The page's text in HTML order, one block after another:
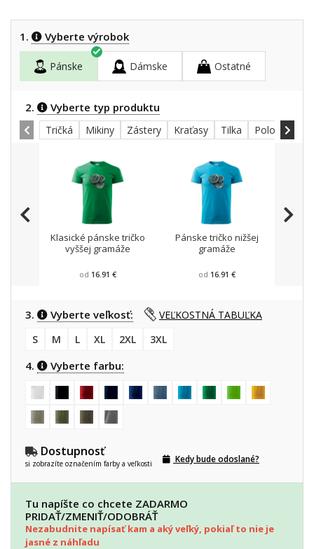
1. Vyberte výrobok
Pánske Dámske Ostatné
2. Vyberte typ produktu
Tričká Mikiny Zástery Kraťasy Tilka Polokošele
Klasické pánske tričko
vyššej gramáže
od 16.91 €
Pánske tričko nižšej
gramáže
od 16.91 €
3. Vyberte veľkosť:
VEĽKOSTNÁ TABUĽKA
S
M L XL 2XL 3XL
4. Vyberte farbu:
Dostupnosť
si zobrazíte označením farby a veľkosti Kedy bude odoslané?
Tu napíšte co chcete ZADARMO
PRIDAŤ/ZMENIŤ/ODOBRÁŤ
Nezabudnite napísať kam a aký veľký, pokiaľ to nie je
jasné z náhľadu